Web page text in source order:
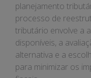
planejamento
processo de
tributário envolve a
disponíveis, a
alternativa e a
para minimizar os